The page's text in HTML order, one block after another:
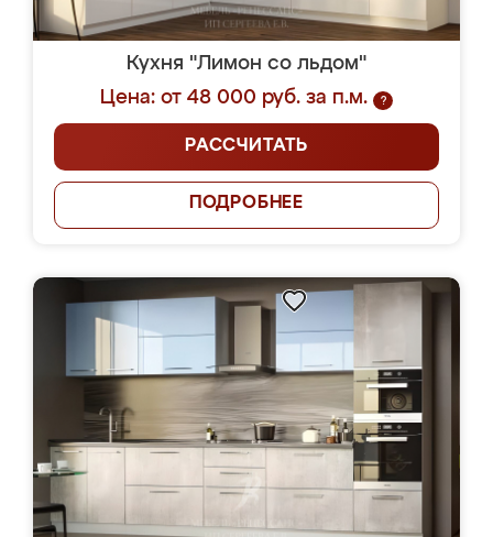
Кухня "Лимон со льдом"
Цена: от 48 000 руб. за п.м.
?
РАССЧИТАТЬ
ПОДРОБНЕЕ